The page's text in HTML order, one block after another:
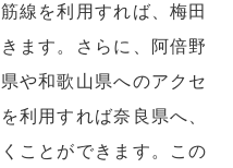
線を利用すれば、梅田
ます。さらに、阿倍野
や和歌山県へのアクセ
利用すれば奈良県へ、
ことができます。この